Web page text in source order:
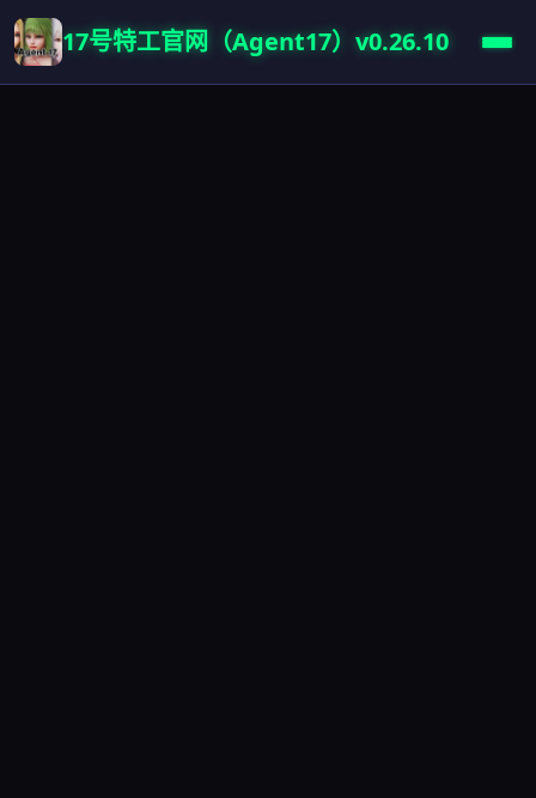
17号特工官网（Agent17）v0.26.10